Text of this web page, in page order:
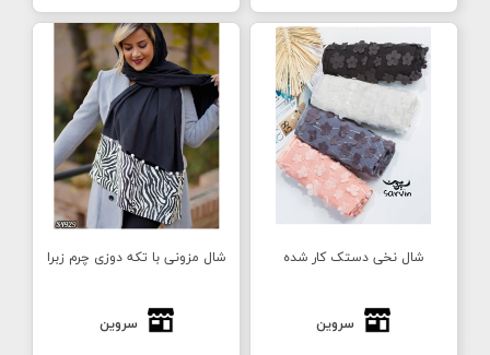
شال نخی دستک کار شده
سروین
شال مزونی با تکه دوزی چرم زبرا
سروین